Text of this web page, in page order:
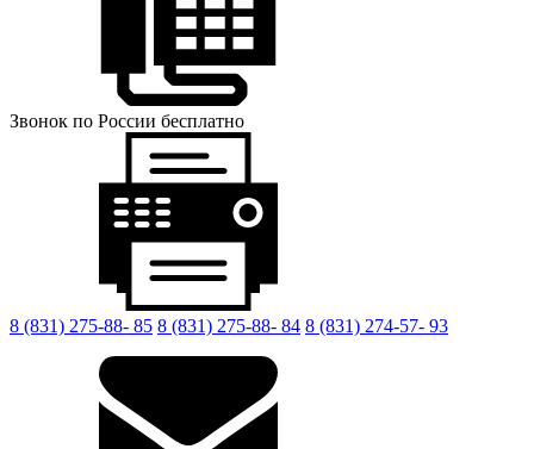
Звонок по России бесплатно
8 (831) 275-88- 85 8 (831) 275-88- 84 8 (831) 274-57- 93